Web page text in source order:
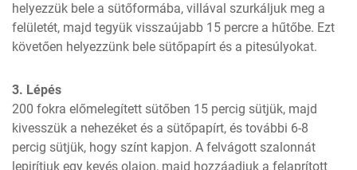
helyezzük bele a sütőformába, villával szurkáljuk meg a
felületét, majd tegyük visszaújabb 15 percre a hűtőbe. Ezt
követően helyezzünk bele sütőpapírt és a pitesúlyokat.
3. Lépés
200 fokra előmelegített sütőben 15 percig sütjük, majd
kivesszük a nehezéket és a sütőpapírt, és további 6-8
percig sütjük, hogy színt kapjon. A felvágott szalonnát
lepirítjuk egy kevés olajon, majd hozzáadjuk a felaprított